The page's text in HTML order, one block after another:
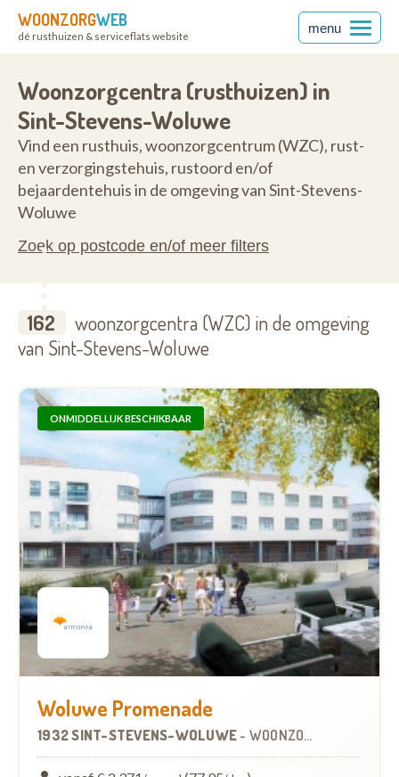
WOONZORGWEB
dé rusthuizen & serviceflats website
menu
Woonzorgcentra (rusthuizen) in
Sint-Stevens-Woluwe
Vind een rusthuis, woonzorgcentrum (WZC), rust-
en verzorgingstehuis, rustoord en/of
bejaardentehuis in de omgeving van Sint-Stevens-
Woluwe
Zoek op postcode en/of meer filters
162
woonzorgcentra (WZC) in de omgeving
van Sint-Stevens-Woluwe
ONMIDDELLIJK BESCHIKBAAR
Woluwe Promenade
1932 SINT-STEVENS-WOLUWE - WOONZORGCENTRUM (WZC)